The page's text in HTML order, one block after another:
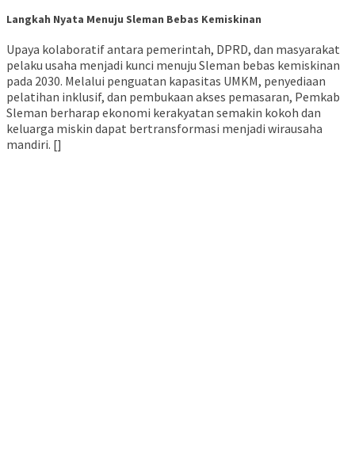
Langkah Nyata Menuju Sleman Bebas Kemiskinan
Upaya kolaboratif antara pemerintah, DPRD, dan masyarakat
pelaku usaha menjadi kunci menuju Sleman bebas kemiskinan
pada 2030. Melalui penguatan kapasitas UMKM, penyediaan
pelatihan inklusif, dan pembukaan akses pemasaran, Pemkab
Sleman berharap ekonomi kerakyatan semakin kokoh dan
keluarga miskin dapat bertransformasi menjadi wirausaha
mandiri. []